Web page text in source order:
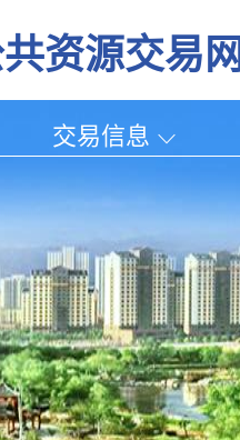
资源交易网
交易信息